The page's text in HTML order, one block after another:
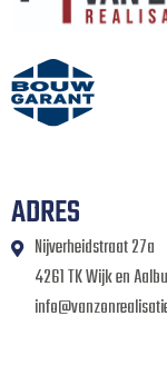
ADRES
Nijverheidstraat 27a
4261 TK Wijk en